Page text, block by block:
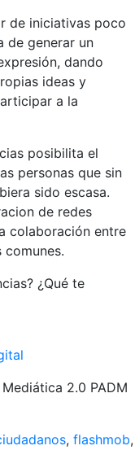
de iniciativas poco
de generar un
dando
ideas y
a la
posibilita el
personas que sin
sido escasa.
de redes
colaboración entre
comunes.
¿Qué te
2.0 PADM
, flashmob,